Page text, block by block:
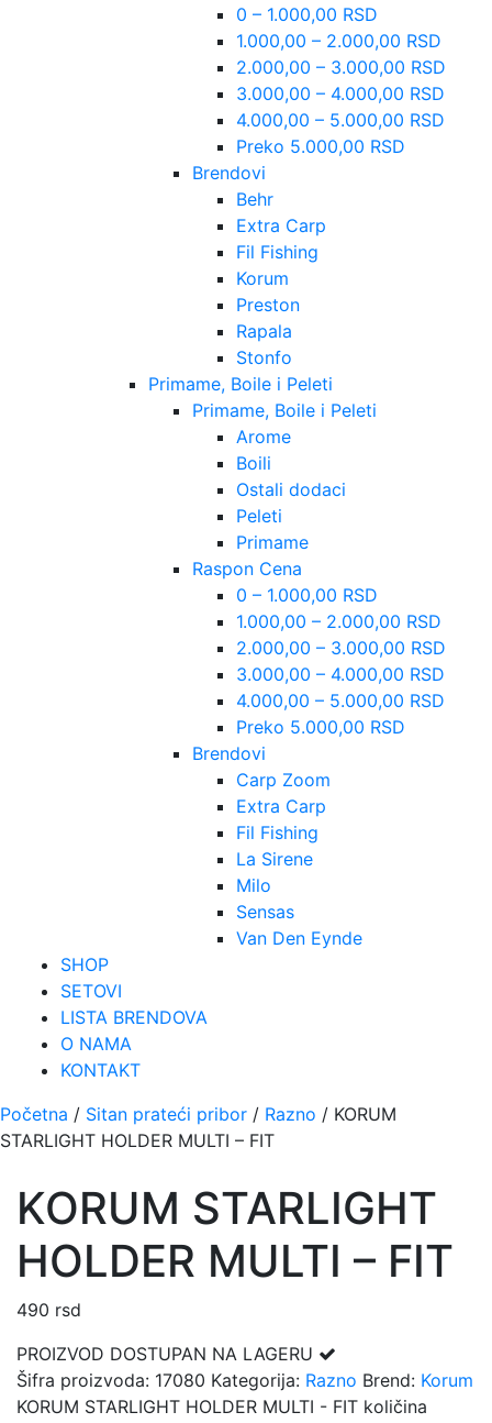
0 – 1.000,00 RSD
1.000,00 – 2.000,00 RSD
2.000,00 – 3.000,00 RSD
3.000,00 – 4.000,00 RSD
4.000,00 – 5.000,00 RSD
Preko 5.000,00 RSD
Brendovi
Behr
Extra Carp
Fil Fishing
Korum
Preston
Rapala
Stonfo
Primame, Boile i Peleti
Primame, Boile i Peleti
Arome
Boili
Ostali dodaci
Peleti
Primame
Raspon Cena
0 – 1.000,00 RSD
1.000,00 – 2.000,00 RSD
2.000,00 – 3.000,00 RSD
3.000,00 – 4.000,00 RSD
4.000,00 – 5.000,00 RSD
Preko 5.000,00 RSD
Brendovi
Carp Zoom
Extra Carp
Fil Fishing
La Sirene
Milo
Sensas
Van Den Eynde
SHOP
SETOVI
LISTA BRENDOVA
O NAMA
KONTAKT
Početna / Sitan prateći pribor / Razno / KORUM
STARLIGHT HOLDER MULTI – FIT
KORUM STARLIGHT
HOLDER MULTI – FIT
490 rsd
PROIZVOD DOSTUPAN NA LAGERU
Šifra proizvoda: 17080 Kategorija: Razno Brend: Korum
KORUM STARLIGHT HOLDER MULTI - FIT količina